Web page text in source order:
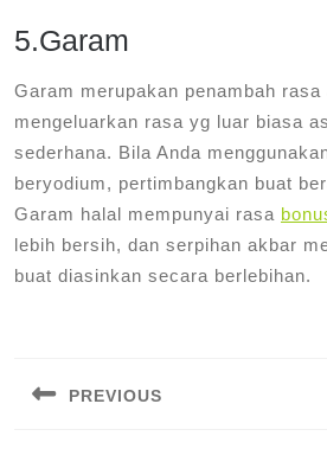
5.Garam
Garam merupakan penambah
mengeluarkan rasa yg luar biasa
sederhana. Bila Anda
beryodium, pertimbangkan buat
Garam halal mempunyai rasa
lebih bersih, dan serpihan akbar
buat diasinkan secara berlebihan.
PREVIOUS